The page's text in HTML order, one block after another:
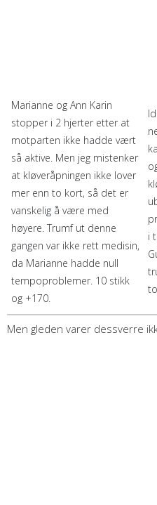
Marianne og Ann Karin
stopper i 2 hjerter etter at
motparten ikke hadde vært
så aktive. Men jeg mistenker
at kløveråpningen ikke lover
mer enn to kort, så det er
vanskelig å være med
høyere. Trumf ut denne
gangen var ikke rett medisin,
da Marianne hadde null
tempoproblemer. 10 stikk
og +170.
i
Men gleden varer dessverre